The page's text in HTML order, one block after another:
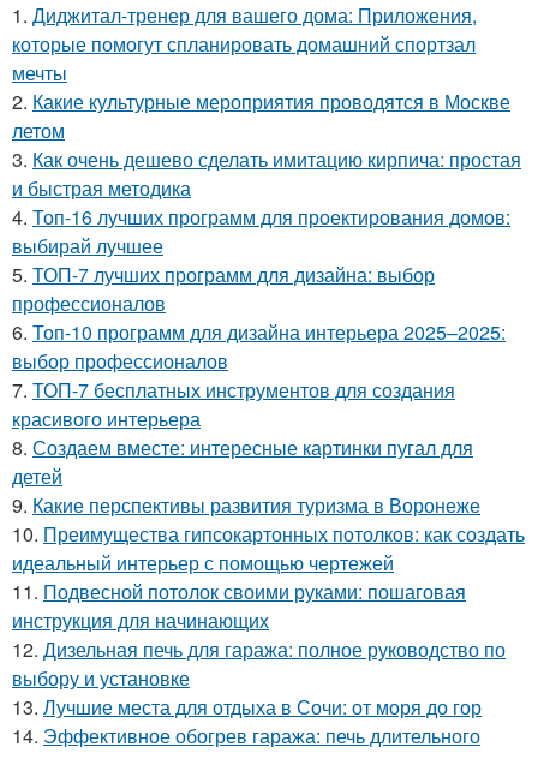
1. Диджитал-тренер для вашего дома: Приложения,
которые помогут спланировать домашний спортзал
мечты
2. Какие культурные мероприятия проводятся в Москве
летом
3. Как очень дешево сделать имитацию кирпича: простая
и быстрая методика
4. Топ-16 лучших программ для проектирования домов:
выбирай лучшее
5. ТОП-7 лучших программ для дизайна: выбор
профессионалов
6. Топ-10 программ для дизайна интерьера 2025–2025:
выбор профессионалов
7. ТОП-7 бесплатных инструментов для создания
красивого интерьера
8. Создаем вместе: интересные картинки пугал для
детей
9. Какие перспективы развития туризма в Воронеже
10. Преимущества гипсокартонных потолков: как создать
идеальный интерьер с помощью чертежей
11. Подвесной потолок своими руками: пошаговая
инструкция для начинающих
12. Дизельная печь для гаража: полное руководство по
выбору и установке
13. Лучшие места для отдыха в Сочи: от моря до гор
14. Эффективное обогрев гаража: печь длительного